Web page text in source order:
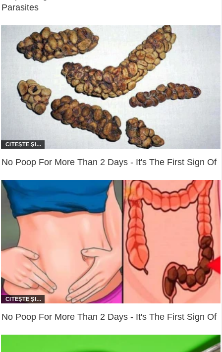
Parasites
No Poop For More Than 2 Days - It's The First Sign Of
No Poop For More Than 2 Days - It's The First Sign Of